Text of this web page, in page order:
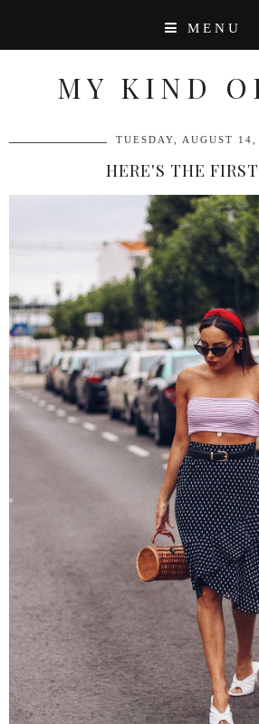
MENU
MY KIND
TUESDAY, AUGUST 14,
HERE'S THE